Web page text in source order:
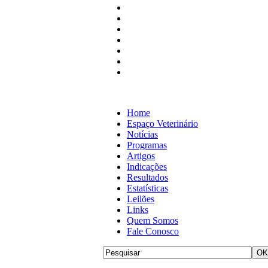
Home
Espaço Veterinário
Notícias
Programas
Artigos
Indicações
Resultados
Estatísticas
Leilões
Links
Quem Somos
Fale Conosco